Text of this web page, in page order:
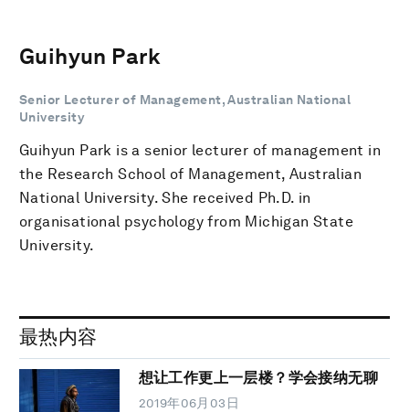
Guihyun Park
Senior Lecturer of Management, Australian National
University
Guihyun Park is a senior lecturer of management in
the Research School of Management, Australian
National University. She received Ph.D. in
organisational psychology from Michigan State
University.
最热内容
想让工作更上一层楼？学会接纳无聊
2019年06月03日